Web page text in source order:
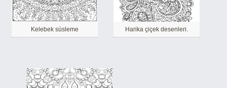
Kelebek süsleme Harika çiçek desenleri.